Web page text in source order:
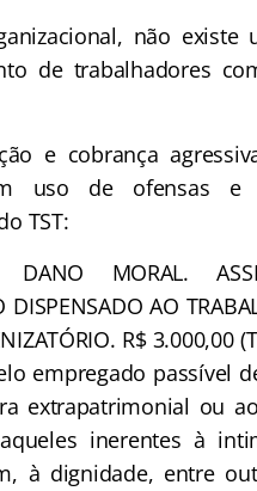
não existe
de trabalhadores
e cobrança
uso de ofensas e
TST:
DANO MORAL.
DISPENSADO AO
R$ 3.000,00
empregado passível
extrapatrimonial ou
inerentes à
à dignidade, entre